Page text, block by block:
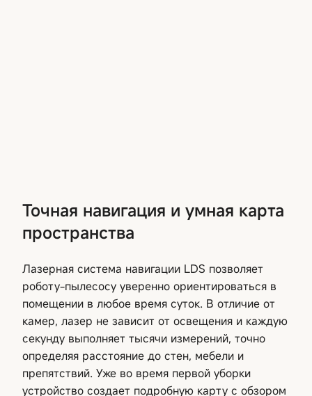
Точная навигация и умная карта
пространства
Лазерная система навигации LDS позволяет
роботу-пылесосу уверенно ориентироваться в
помещении в любое время суток. В отличие от
камер, лазер не зависит от освещения и каждую
секунду выполняет тысячи измерений, точно
определяя расстояние до стен, мебели и
препятствий. Уже во время первой уборки
устройство создает подробную карту с обзором